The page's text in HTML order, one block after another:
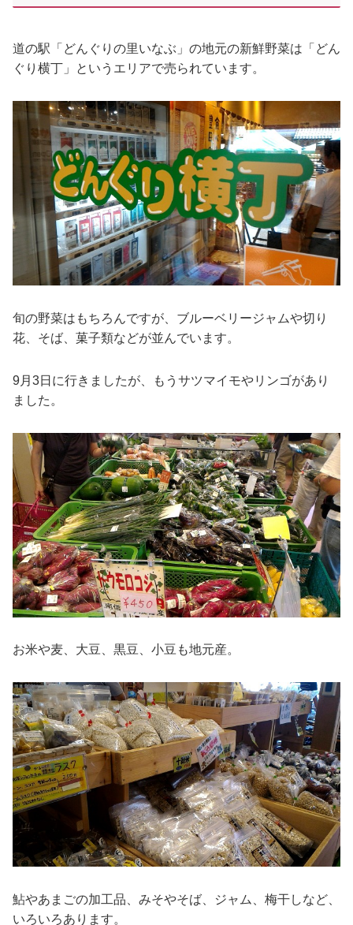
道の駅「どんぐりの里いなぶ」の地元の新鮮野菜は「どん
ぐり横丁」というエリアで売られています。
旬の野菜はもちろんですが、ブルーベリージャムや切り
花、そば、菓子類などが並んでいます。
9月3日に行きましたが、もうサツマイモやリンゴがあり
ました。
お米や麦、大豆、黒豆、小豆も地元産。
鮎やあまごの加工品、みそやそば、ジャム、梅干しなど、
いろいろあります。